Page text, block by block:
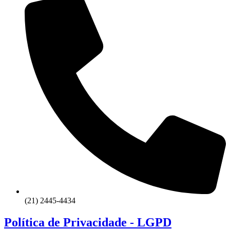
(21) 2445-4434
Política de Privacidade - LGPD